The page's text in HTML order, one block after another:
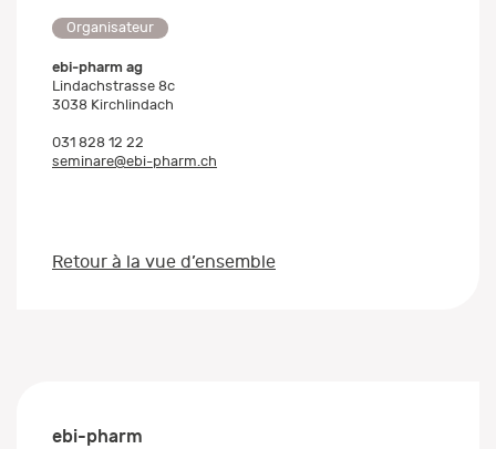
Organisateur
ebi-pharm ag
Lindachstrasse 8c
3038 Kirchlindach
031 828 12 22
seminare@ebi-pharm.ch
Retour à la vue d’ensemble
ebi-pharm